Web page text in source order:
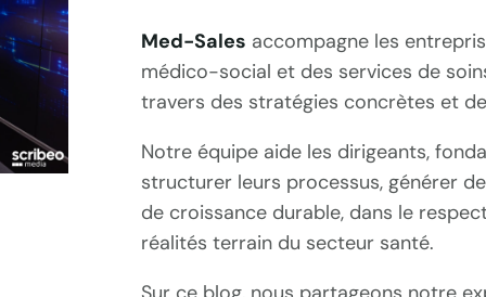
Med-Sales accompagne les
médico-social et des services de
travers des stratégies concrètes et
Notre équipe aide les dirigeants,
structurer leurs processus, générer
de croissance durable, dans le
réalités terrain du secteur santé.